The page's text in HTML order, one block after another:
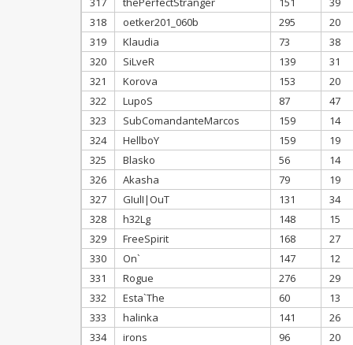
318
oetker201_060b 295
20
319
Klaudia 73
38
320
SiLveR 139
31
321
Korova 153
20
322
LupoS 87
47
323
SubComandanteMarcos 159
14
324
HellboY 159
19
325
Blasko 56
14
326
Akasha 79
19
327
GIulI|OuT 131
34
328
h32Lg 148
15
329
FreeSpirit 168
27
330
On` 147
12
331
Rogue 276
29
332
Esta`The 60
13
333
halinka 141
26
334
irons 96
20